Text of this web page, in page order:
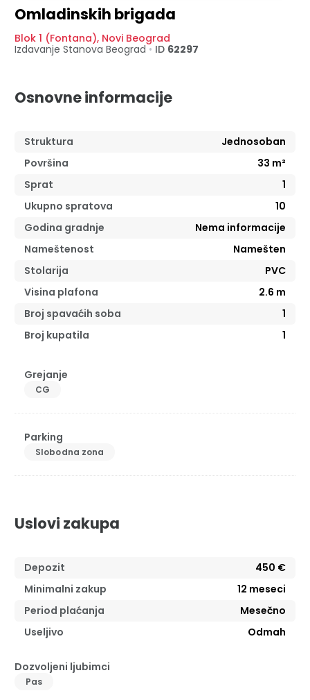
Omladinskih brigada
Blok 1 (Fontana), Novi Beograd
Izdavanje Stanova Beograd• ID 62297
Osnovne informacije
Struktura
Jednosoban
Površina
33 m²
Sprat
1
Ukupno spratova
10
Godina gradnje
Nema informacije
Nameštenost
Namešten
Stolarija
PVC
Visina plafona
2.6 m
Broj spavaćih soba
1
Broj kupatila
1
Grejanje
CG
Parking
Slobodna zona
Uslovi zakupa
Depozit
450 €
Minimalni zakup
12 meseci
Period plaćanja
Mesečno
Useljivo
Odmah
Dozvoljeni ljubimci
Pas